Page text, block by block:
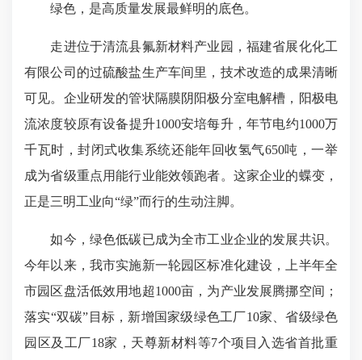
绿色，是高质量发展最鲜明的底色。
走进位于清流县氟新材料产业园，福建省展化化工
有限公司的过硫酸盐生产车间里，技术改造的成果清晰
可见。企业研发的管状隔膜阴阳极分室电解槽，阳极电
流浓度较原有设备提升1000安培每升，年节电约1000万
千瓦时，封闭式收集系统还能年回收氢气650吨，一举
成为省级重点用能行业能效领跑者。这家企业的蝶变，
正是三明工业向“绿”而行的生动注脚。
如今，绿色低碳已成为全市工业企业的发展共识。
今年以来，我市实施新一轮园区标准化建设，上半年全
市园区盘活低效用地超1000亩，为产业发展腾挪空间；
落实“双碳”目标，新增国家级绿色工厂10家、省级绿色
园区及工厂18家，天尊新材料等7个项目入选省首批重